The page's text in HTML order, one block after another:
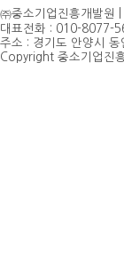
㈜중소기업진흥개발원
대표전화 : 010-8077-
주소 : 경기도 안양시
Copyright 중소기업진